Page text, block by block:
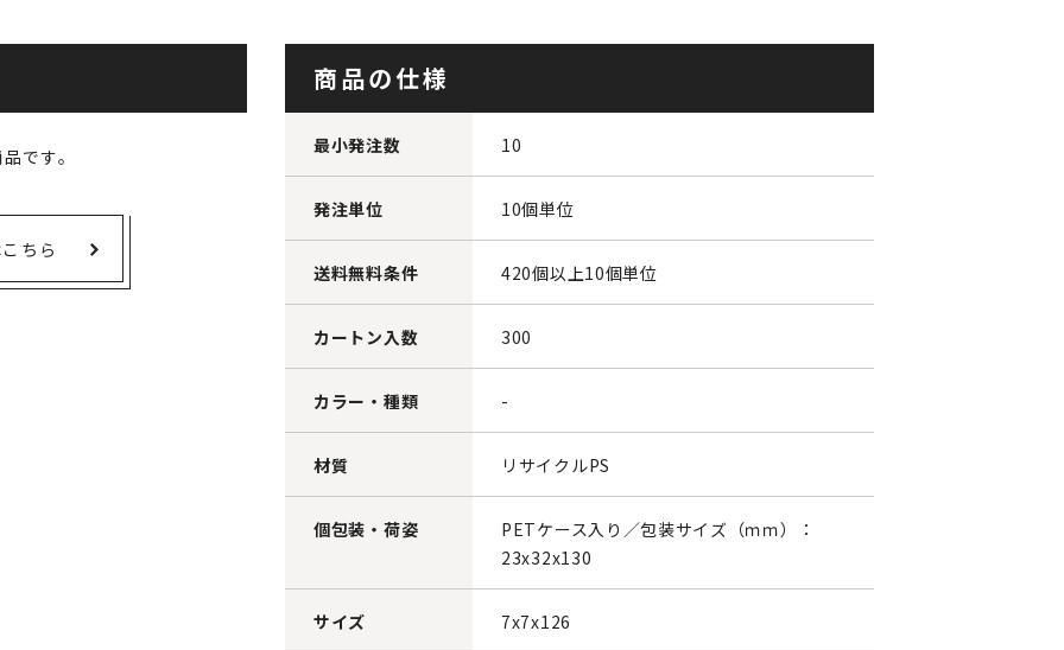
です。
ちら
商品の仕様
最小発注数 10
発注単位 10個単位
送料無料条件 420個以上10個単位
カートン入数 300
カラー・種類 -
材質 リサイクルPS
個包装・荷姿
PETケース入り／包装サイズ（ｍｍ）：
23x32x130
サイズ 7x7x126